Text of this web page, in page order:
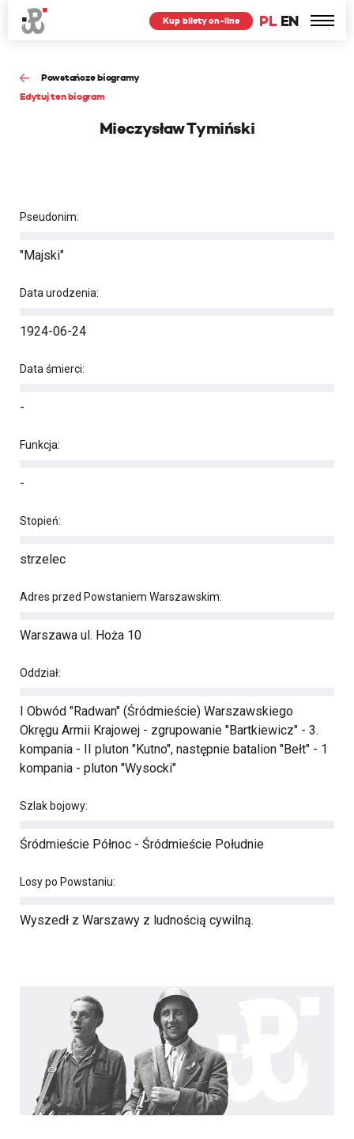
PL EN
Kup bilety on-line
Powstańcze biogramy
Edytuj ten biogram
Mieczysław Tymiński
Pseudonim:
"Majski"
Data urodzenia:
1924-06-24
Data śmierci:
-
Funkcja:
-
Stopień:
strzelec
Adres przed Powstaniem Warszawskim:
Warszawa ul. Hoża 10
Oddział:
I Obwód "Radwan" (Śródmieście) Warszawskiego
Okręgu Armii Krajowej - zgrupowanie "Bartkiewicz" - 3.
kompania - II pluton "Kutno", następnie batalion "Bełt" - 1
kompania - pluton "Wysocki"
Szlak bojowy:
Śródmieście Północ - Śródmieście Południe
Losy po Powstaniu:
Wyszedł z Warszawy z ludnością cywilną.